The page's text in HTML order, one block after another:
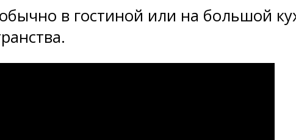
в гостиной или на большой